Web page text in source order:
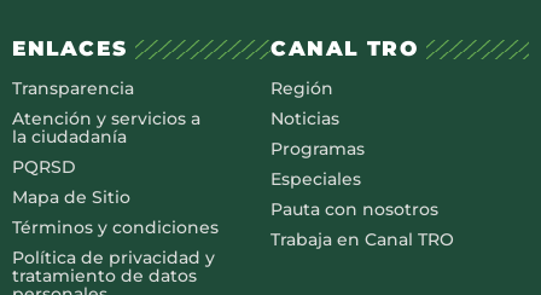
ENLACES
Transparencia
Atención y servicios a
la ciudadanía
PQRSD
Mapa de Sitio
Términos y condiciones
Política de privacidad y
tratamiento de datos
CANAL TRO
Región
Noticias
Programas
Especiales
Pauta con nosotros
Trabaja en Canal TRO